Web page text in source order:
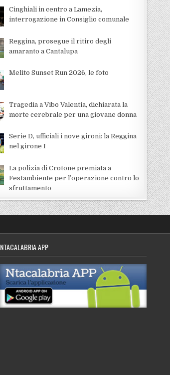
Cinghiali in centro a Lamezia,
interrogazione in Consiglio comunale
Reggina, prosegue il ritiro degli
amaranto a Cantalupa
Melito Sunset Run 2026, le foto
Tragedia a Vibo Valentia, dichiarata la
morte cerebrale per una giovane donna
Serie D, ufficiali i nove gironi: la Reggina
nel girone I
La polizia di Crotone premiata a
Festambiente per l’operazione contro lo
sfruttamento
NTACALABRIA APP